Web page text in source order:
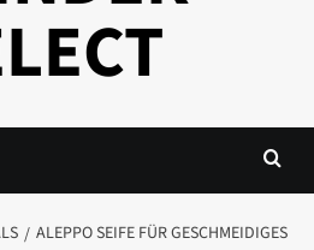
ALEPPO SEIFE FÜR GESCHMEIDIGES